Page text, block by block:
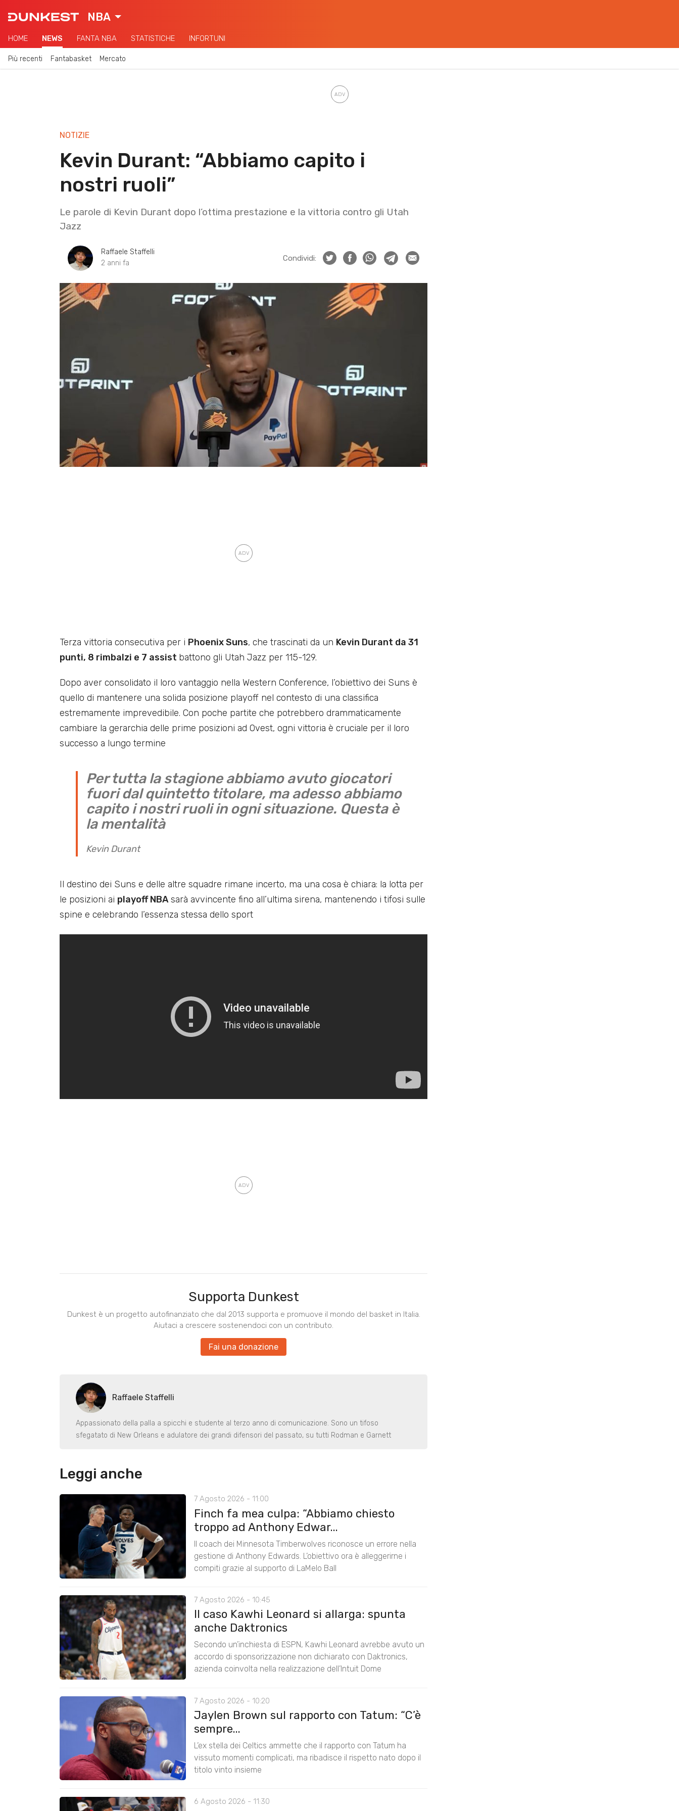
NBA
HOME NEWS FANTA NBA STATISTICHE INFORTUNI
Più recenti Fantabasket Mercato
NOTIZIE
Kevin Durant: “Abbiamo capito i
nostri ruoli”
Le parole di Kevin Durant dopo l’ottima prestazione e la vittoria contro gli Utah
Jazz
Raffaele Staffelli
2 anni fa
Condividi:
Terza vittoria consecutiva per i Phoenix Suns, che trascinati da un Kevin Durant da 31
punti, 8 rimbalzi e 7 assist battono gli Utah Jazz per 115-129.
Dopo aver consolidato il loro vantaggio nella Western Conference, l’obiettivo dei Suns è
quello di mantenere una solida posizione playoff nel contesto di una classifica
estremamente imprevedibile. Con poche partite che potrebbero drammaticamente
cambiare la gerarchia delle prime posizioni ad Ovest, ogni vittoria è cruciale per il loro
successo a lungo termine
Per tutta la stagione abbiamo avuto giocatori
fuori dal quintetto titolare, ma adesso abbiamo
capito i nostri ruoli in ogni situazione. Questa è
la mentalità
Kevin Durant
Il destino dei Suns e delle altre squadre rimane incerto, ma una cosa è chiara: la lotta per
le posizioni ai playoff NBAsarà avvincente fino all’ultima sirena, mantenendo i tifosi sulle
spine e celebrando l’essenza stessa dello sport
Supporta Dunkest
Dunkest è un progetto autofinanziato che dal 2013 supporta e promuove il mondo del basket in Italia.
Aiutaci a crescere sostenendoci con un contributo.
Fai una donazione
Raffaele Staffelli
Appassionato della palla a spicchi e studente al terzo anno di comunicazione. Sono un tifoso
sfegatato di New Orleans e adulatore dei grandi difensori del passato, su tutti Rodman e Garnett
Leggi anche
7 Agosto 2026 - 11:00
Finch fa mea culpa: “Abbiamo chiesto
troppo ad Anthony Edwar...
Il coach dei Minnesota Timberwolves riconosce un errore nella
gestione di Anthony Edwards. L’obiettivo ora è alleggerirne i
compiti grazie al supporto di LaMelo Ball
7 Agosto 2026 - 10:45
Il caso Kawhi Leonard si allarga: spunta
anche Daktronics
Secondo un’inchiesta di ESPN, Kawhi Leonard avrebbe avuto un
accordo di sponsorizzazione non dichiarato con Daktronics,
azienda coinvolta nella realizzazione dell’Intuit Dome
7 Agosto 2026 - 10:20
Jaylen Brown sul rapporto con Tatum: “C’è
sempre...
L’ex stella dei Celtics ammette che il rapporto con Tatum ha
vissuto momenti complicati, ma ribadisce il rispetto nato dopo il
titolo vinto insieme
6 Agosto 2026 - 11:30